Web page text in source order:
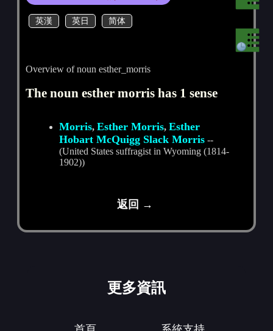
英漢 英日 简体
Overview of noun esther_morris
The noun esther morris has 1 sense
Morris,Esther Morris,Esther
Hobart McQuigg Slack Morris --
(United States suffragist in Wyoming (1814-
1902))
返回 →
更多資訊